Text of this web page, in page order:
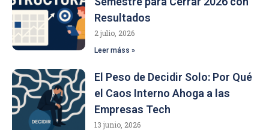
Resultados
2 julio, 2026
Leer máss »
El Peso de Decidir Solo: Por Qué
el Caos Interno Ahoga a las
Empresas Tech
13 junio, 2026